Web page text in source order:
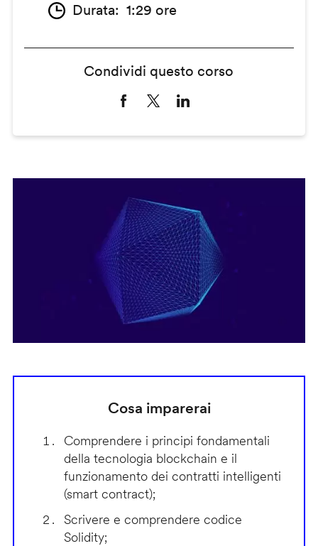
Durata 1:29 ore
Condividi questo corso
Cosa imparerai
Comprendere i principi fondamentali
della tecnologia blockchain e il
funzionamento dei contratti intelligenti
(smart contract);
Scrivere e comprendere codice
Solidity;